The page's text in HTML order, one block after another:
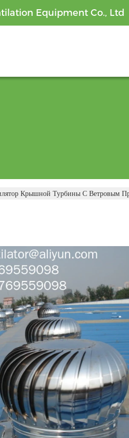
Equipment Co., Ltd
Крышной Турбины С Ветровым